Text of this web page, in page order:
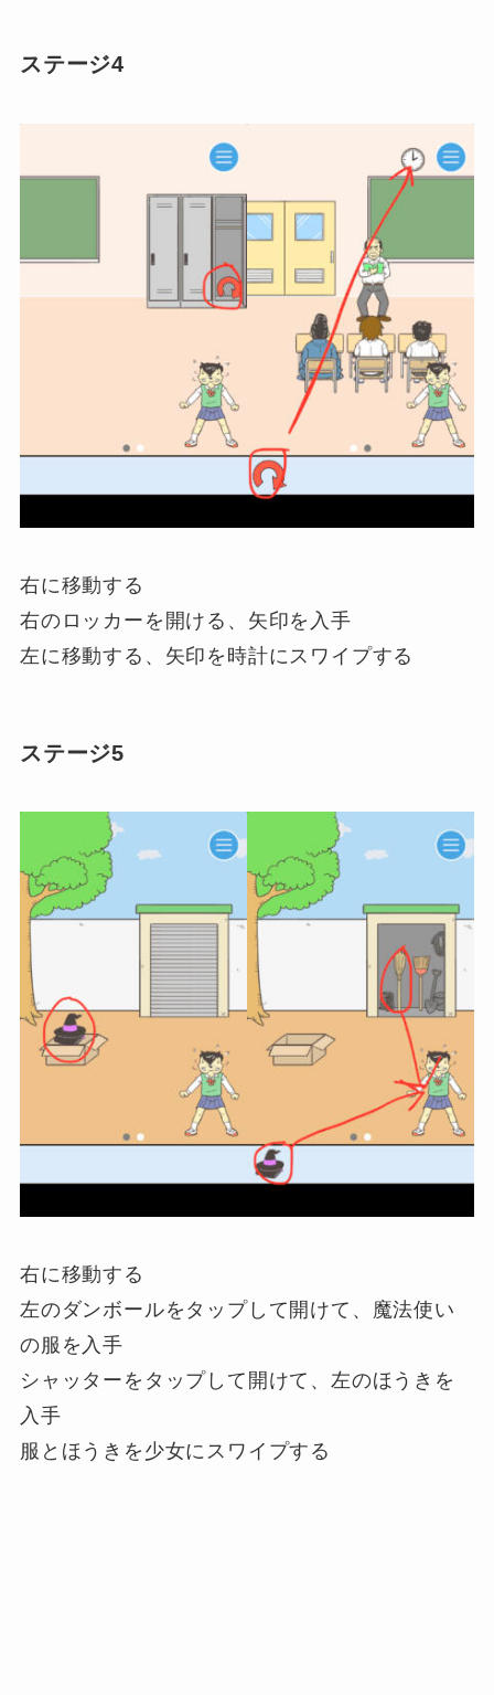
ステージ4
右に移動する
右のロッカーを開ける、矢印を入手
左に移動する、矢印を時計にスワイプする
ステージ5
右に移動する
左のダンボールをタップして開けて、魔法使い
の服を入手
シャッターをタップして開けて、左のほうきを
入手
服とほうきを少女にスワイプする